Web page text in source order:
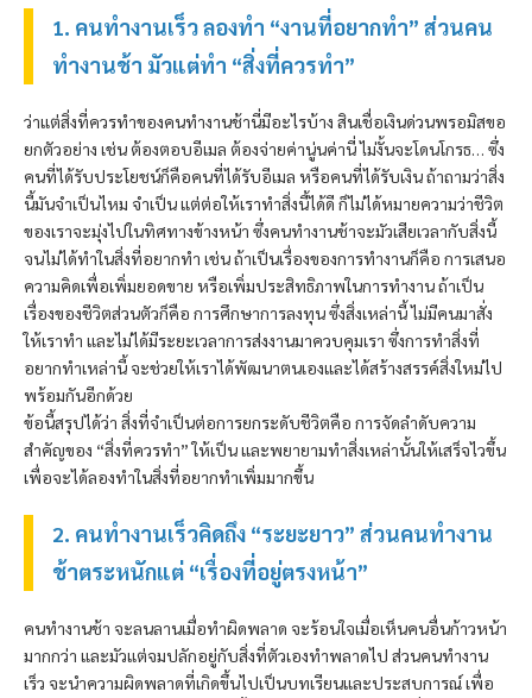
1. คนทำงานเร็ว ลองทำ “งานที่อยากทำ” ส่วนคน
ทำงานช้า มัวแต่ทำ “สิ่งที่ควรทำ”
ว่าแต่สิ่งที่ควรทำของคนทำงานช้านี่มีอะไรบ้าง สินเชื่อเงินด่วนพรอมิสขอ
ยกตัวอย่าง เช่น ต้องตอบอีเมล ต้องจ่ายค่านู่นค่านี่ ไม่งั้นจะโดนโกรธ… ซึ่ง
คนที่ได้รับประโยชน์ก็คือคนที่ได้รับอีเมล หรือคนที่ได้รับเงิน ถ้าถามว่าสิ่ง
นี้มันจำเป็นไหม จำเป็น แต่ต่อให้เราทำสิ่งนี้ได้ดี ก็ไม่ได้หมายความว่าชีวิต
ของเราจะมุ่งไปในทิศทางข้างหน้า ซึ่งคนทำงานช้าจะมัวเสียเวลากับสิ่งนี้
จนไม่ได้ทำในสิ่งที่อยากทำ เช่น ถ้าเป็นเรื่องของการทำงานก็คือ การเสนอ
ความคิดเพื่อเพิ่มยอดขาย หรือเพิ่มประสิทธิภาพในการทำงาน ถ้าเป็น
เรื่องของชีวิตส่วนตัวก็คือ การศึกษาการลงทุน ซึ่งสิ่งเหล่านี้ ไม่มีคนมาสั่ง
ให้เราทำ และไม่ได้มีระยะเวลาการส่งงานมาควบคุมเรา ซึ่งการทำสิ่งที่
อยากทำเหล่านี้ จะช่วยให้เราได้พัฒนาตนเองและได้สร้างสรรค์สิ่งใหม่ไป
พร้อมกันอีกด้วย
ข้อนี้สรุปได้ว่า สิ่งที่จำเป็นต่อการยกระดับชีวิตคือ การจัดลำดับความ
สำคัญของ “สิ่งที่ควรทำ” ให้เป็น และพยายามทำสิ่งเหล่านั้นให้เสร็จไวขึ้น
เพื่อจะได้ลองทำในสิ่งที่อยากทำเพิ่มมากขึ้น
2. คนทำงานเร็วคิดถึง “ระยะยาว” ส่วนคนทำงาน
ช้าตระหนักแต่ “เรื่องที่อยู่ตรงหน้า”
คนทำงานช้า จะลนลานเมื่อทำผิดพลาด จะร้อนใจเมื่อเห็นคนอื่นก้าวหน้า
มากกว่า และมัวแต่จมปลักอยู่กับสิ่งที่ตัวเองทำพลาดไป ส่วนคนทำงาน
เร็ว จะนำความผิดพลาดที่เกิดขึ้นไปเป็นบทเรียนและประสบการณ์ เพื่อ